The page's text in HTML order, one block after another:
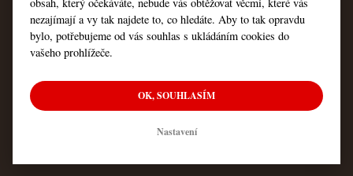
Kontakt
Nastavení cookies
+420 608 444 378
© Všechna práva vyhrazena JanaHorse
nezajímají a vy tak najdete to, co hledáte. Aby to tak opravdu
bylo, potřebujeme od vás souhlas s ukládáním cookies do
vašeho prohlížeče.
OK, SOUHLASÍM
Nastavení